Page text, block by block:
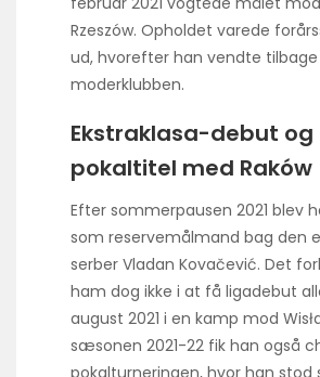
Rzeszów. Opholdet varede
ud, hvorefter han vendte
moderklubben.
Ekstraklasa-debut
pokaltitel med Raków
Efter sommerpausen 2021 blev
som reservemålmand bag den
serber Vladan Kovačević. Det
ham dog ikke i at få ligadebut
august 2021 i en kamp mod
sæsonen 2021-22 fik han også